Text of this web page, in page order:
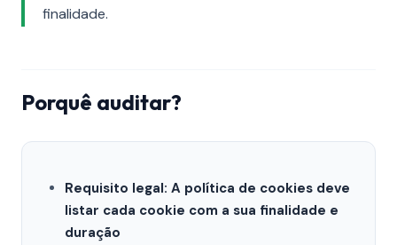
finalidade.
Porquê auditar?
Requisito legal: A política de cookies deve
listar cada cookie com a sua finalidade e
duração